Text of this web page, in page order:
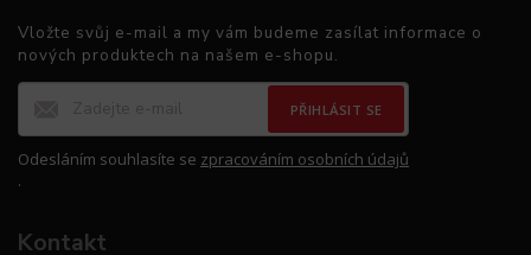
Vložte svůj e-mail a my vám budeme zasílat informace o
nových produktech na našem e-shopu.
PŘIHLÁSIT SE
Odesláním souhlasíte se zpracováním osobních údajů
.
Kontakt